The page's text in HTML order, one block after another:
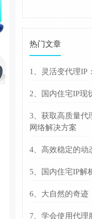
热门文章
1、灵活变代理IP
2、国内住宅IP现
3、获取高质量代
网络解决方案
4、高效稳定的动
5、国内住宅IP解
6、大自然的奇迹
7、学会使用代理